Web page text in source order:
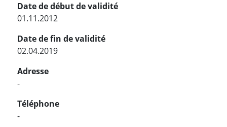
Date de début de validité
01.11.2012
Date de fin de validité
02.04.2019
Adresse
-
Téléphone
-